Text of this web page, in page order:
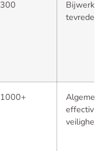
300
1000+
Algemene
veiligheid